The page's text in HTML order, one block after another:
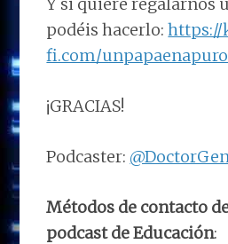
podéis hacerlo:
fi.com/
¡GRACIAS!
Podcaster:
Métodos de contacto
podcast de Educación: